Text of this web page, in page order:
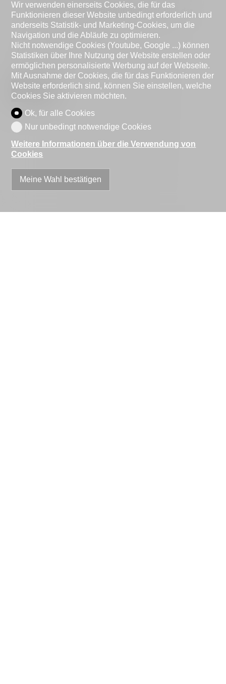
Ich akzeptiere die Bedingungenbezüglich der
Datenverarbeitung
Senden
Wir verwenden einerseits Cookies, die für das
Funktionieren dieser Website unbedingt erforderlich und
anderseits Statistik- und Marketing-Cookies, um die
Navigation und die Abläufe zu optimieren.
Nicht notwendige Cookies (Youtube, Google ...) können
Statistiken über Ihre Nutzung der Website erstellen oder
ermöglichen personalisierte Werbung auf der Webseite.
Mit Ausnahme der Cookies, die für das Funktionieren der
Website erforderlich sind, können Sie einstellen, welche
Cookies Sie aktivieren möchten.
Ok, für alle Cookies
Nur unbedingt notwendige Cookies
Weitere Informationen über die Verwendung von
Cookies
Meine Wahl bestätigen